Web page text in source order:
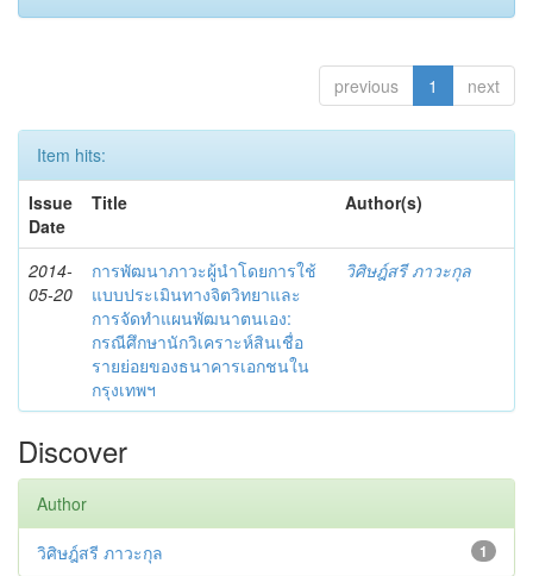
previous 1 next
Item hits:
Issue
Date
Title Author(s)
2014-
05-20
การพัฒนาภาวะผู้นำโดยการใช้
แบบประเมินทางจิตวิทยาและ
การจัดทำแผนพัฒนาตนเอง:
กรณีศึกษานักวิเคราะห์สินเชื่อ
รายย่อยของธนาคารเอกชนใน
กรุงเทพฯ
วิศิษฎ์สรี ภาวะกุล
Discover
Author
1
วิศิษฎ์สรี ภาวะกุล